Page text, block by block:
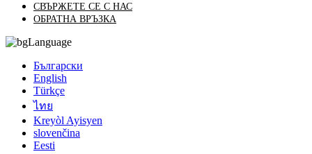
СВЪРЖЕТЕ СЕ С НАС
ОБРАТНА ВРЪЗКА
Language
Български
English
Türkçe
ไทย
Kreyòl Ayisyen
slovenčina
Eesti